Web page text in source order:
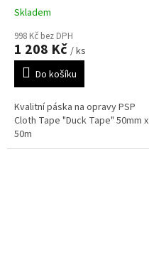
Skladem
998 Kč bez DPH
1 208 Kč / ks
Do košíku
Kvalitní páska na opravy PSP
Cloth Tape "Duck Tape" 50mm x
50m